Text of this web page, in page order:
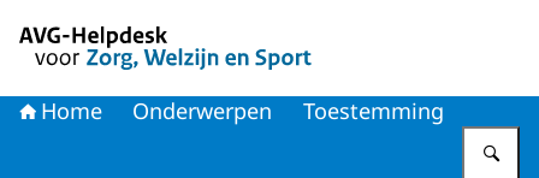
Home Onderwerpen Toestemming